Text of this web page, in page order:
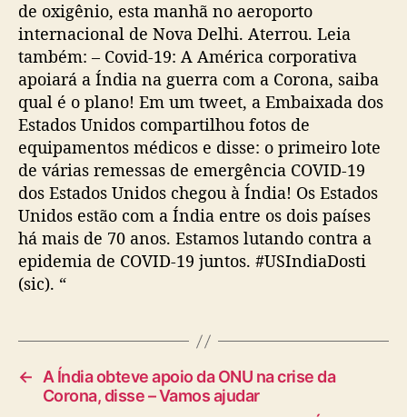
de oxigênio, esta manhã no aeroporto
internacional de Nova Delhi. Aterrou. Leia
também: – Covid-19: A América corporativa
apoiará a Índia na guerra com a Corona, saiba
qual é o plano! Em um tweet, a Embaixada dos
Estados Unidos compartilhou fotos de
equipamentos médicos e disse: o primeiro lote
de várias remessas de emergência COVID-19
dos Estados Unidos chegou à Índia! Os Estados
Unidos estão com a Índia entre os dois países
há mais de 70 anos. Estamos lutando contra a
epidemia de COVID-19 juntos. #USIndiaDosti
(sic). “
←
A Índia obteve apoio da ONU na crise da
Corona, disse – Vamos ajudar